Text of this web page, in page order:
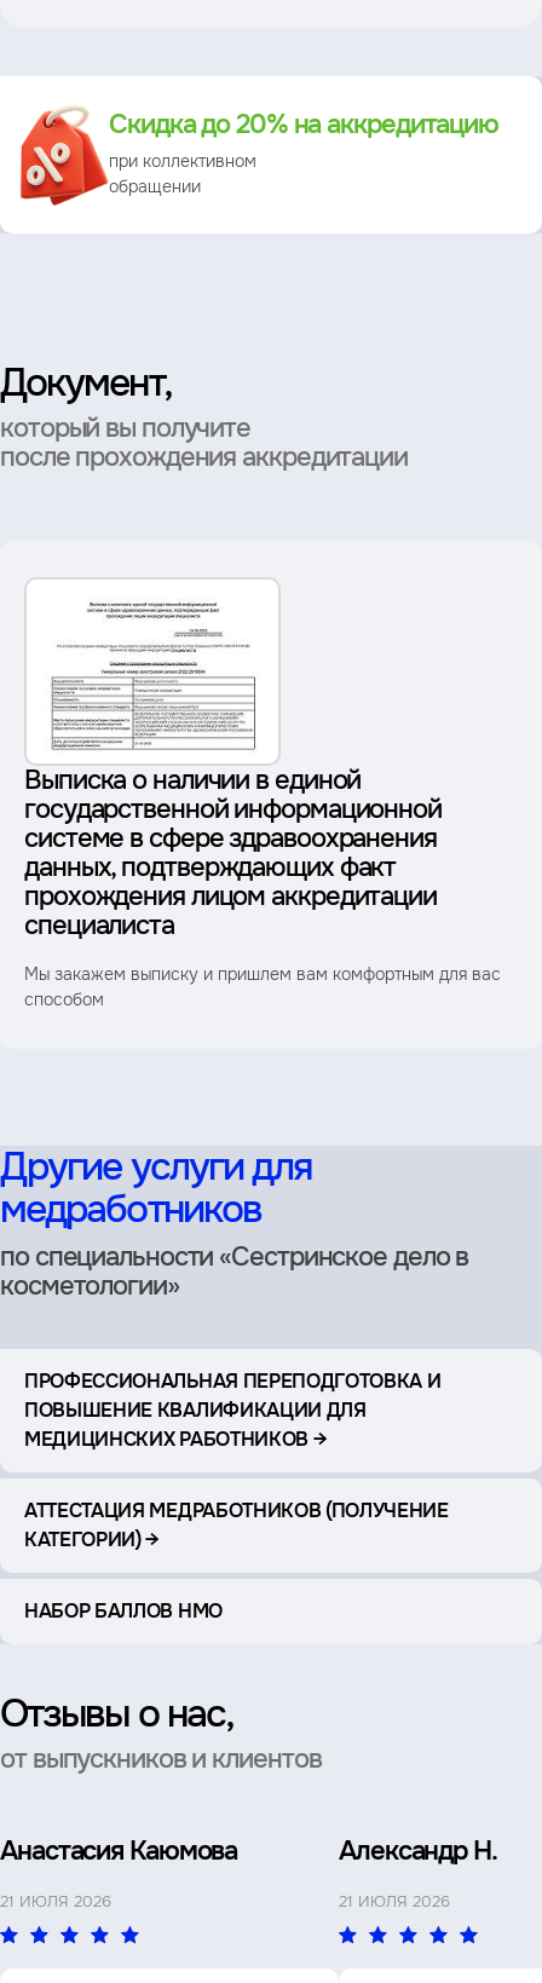
Преимущество
Скидка до 20% на аккредитацию
при коллективном
обращении
Документ,
который вы получите
после прохождения аккредитации
Выписка о наличии в единой
государственной информационной
системе в сфере здравоохранения
данных, подтверждающих факт
прохождения лицом аккредитации
специалиста
Мы закажем выписку и пришлем вам комфортным для вас
способом
Другие услуги для
медработников
по специальности «Сестринское дело в
косметологии»
ПРОФЕССИОНАЛЬНАЯ ПЕРЕПОДГОТОВКА И
ПОВЫШЕНИЕ КВАЛИФИКАЦИИ ДЛЯ
МЕДИЦИНСКИХ РАБОТНИКОВ →
АТТЕСТАЦИЯ МЕДРАБОТНИКОВ (ПОЛУЧЕНИЕ
КАТЕГОРИИ) →
НАБОР БАЛЛОВ НМО
Отзывы о нас,
от выпускников и клиентов
Анастасия Каюмова
21 ИЮЛЯ 2026
Александр Н.
21 ИЮЛЯ 2026